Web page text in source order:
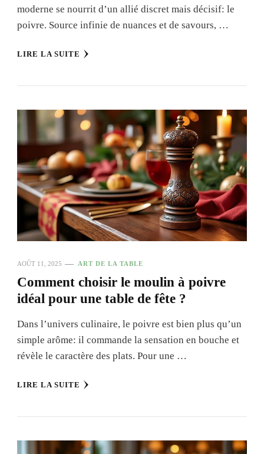
moderne se nourrit d’un allié discret mais décisif: le
poivre. Source infinie de nuances et de savours, …
LIRE LA SUITE
AOÛT 11, 2025 ART DE LA TABLE
Comment choisir le moulin à poivre
idéal pour une table de fête ?
Dans l’univers culinaire, le poivre est bien plus qu’un
simple arôme: il commande la sensation en bouche et
révèle le caractère des plats. Pour une …
LIRE LA SUITE